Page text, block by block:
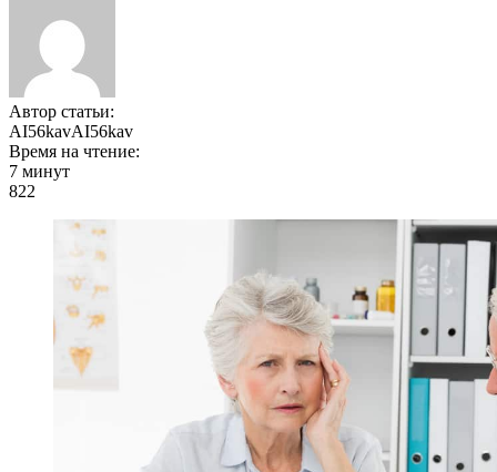
Автор статьи:
AI56kavAI56kav
Время на чтение:
7 минут
822